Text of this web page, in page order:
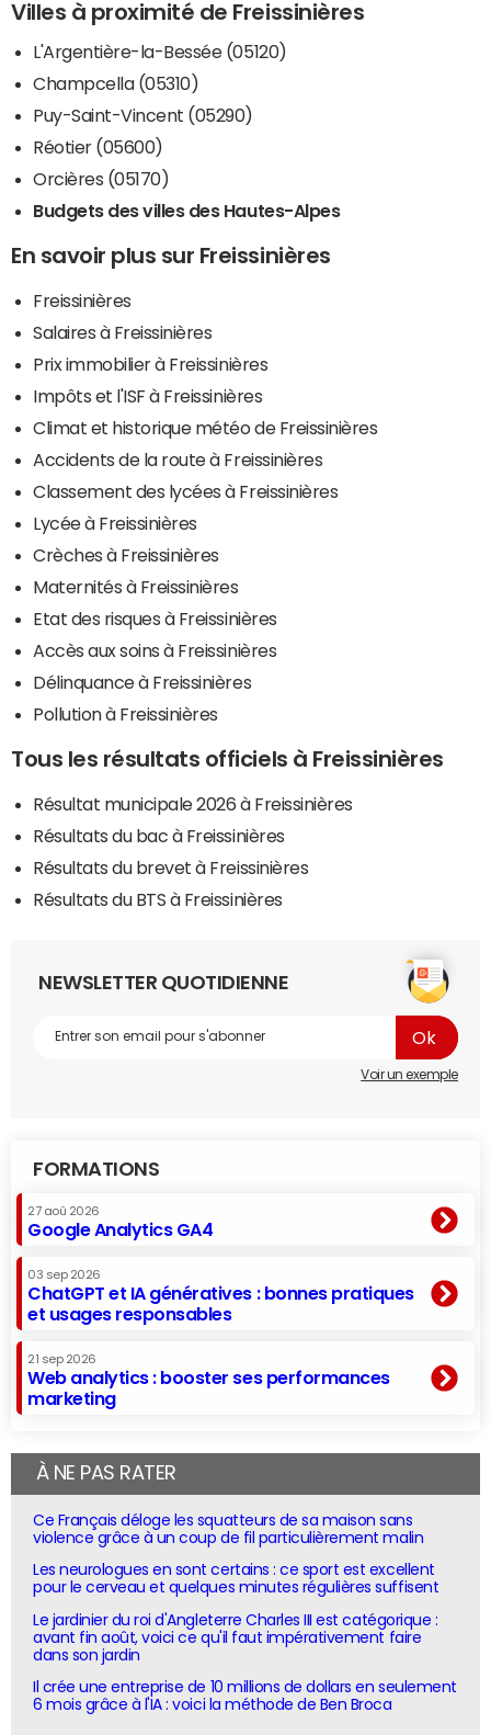
Villes à proximité de Freissinières
L'Argentière-la-Bessée (05120)
Champcella (05310)
Puy-Saint-Vincent (05290)
Réotier (05600)
Orcières (05170)
Budgets des villes des Hautes-Alpes
En savoir plus sur Freissinières
Freissinières
Salaires à Freissinières
Prix immobilier à Freissinières
Impôts et l'ISF à Freissinières
Climat et historique météo de Freissinières
Accidents de la route à Freissinières
Classement des lycées à Freissinières
Lycée à Freissinières
Crèches à Freissinières
Maternités à Freissinières
Etat des risques à Freissinières
Accès aux soins à Freissinières
Délinquance à Freissinières
Pollution à Freissinières
Tous les résultats officiels à Freissinières
Résultat municipale 2026 à Freissinières
Résultats du bac à Freissinières
Résultats du brevet à Freissinières
Résultats du BTS à Freissinières
NEWSLETTER QUOTIDIENNE
Voir un exemple
FORMATIONS
27 aoû 2026
Google Analytics GA4
03 sep 2026
ChatGPT et IA génératives : bonnes pratiques
et usages responsables
21 sep 2026
Web analytics : booster ses performances
marketing
À NE PAS RATER
Ce Français déloge les squatteurs de sa maison sans
violence grâce à un coup de fil particulièrement malin
Les neurologues en sont certains : ce sport est excellent
pour le cerveau et quelques minutes régulières suffisent
Le jardinier du roi d'Angleterre Charles III est catégorique :
avant fin août, voici ce qu'il faut impérativement faire
dans son jardin
Il crée une entreprise de 10 millions de dollars en seulement
6 mois grâce à l'IA : voici la méthode de Ben Broca